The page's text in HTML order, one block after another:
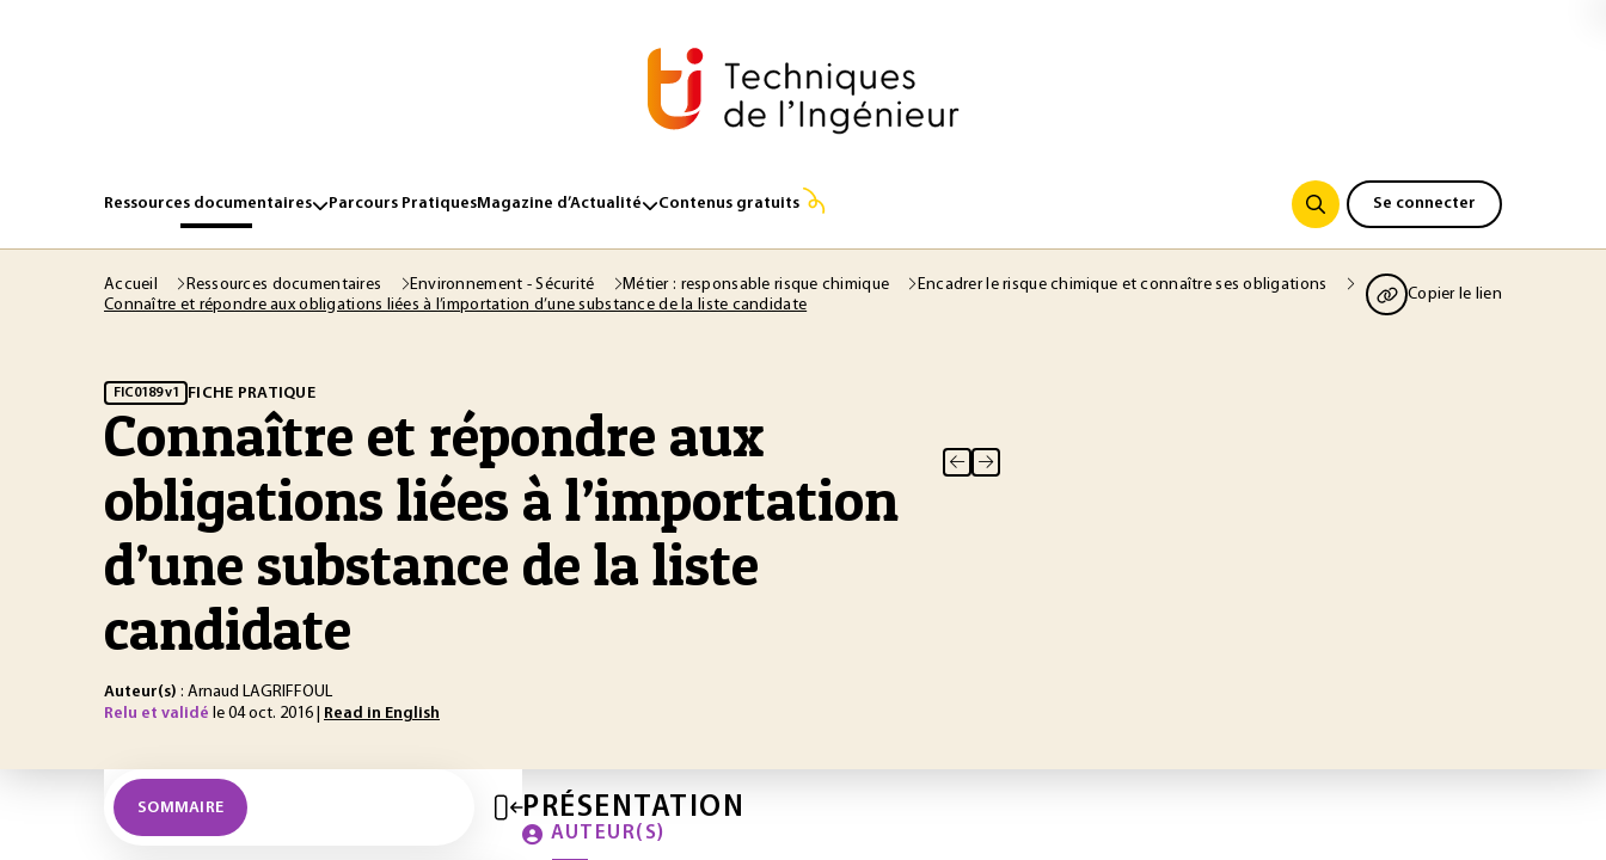
Ressources documentaires Parcours PratiquesMagazine d’Actualité Contenus gratuits Se connecter
Accueil Ressources documentaires Environnement - Sécurité Métier : responsable risque chimique
Encadrer le risque chimique et connaître ses obligations
Connaître et répondre aux obligations liées à l’importation d’une substance de la liste candidate
Copier le lien
FIC0189 v1 FICHE PRATIQUE
Connaître et répondre aux
obligations liées à l’importation
d’une substance de la liste
candidate
Auteur(s) : Arnaud LAGRIFFOUL
Relu et validé le 04 oct. 2016 | Read in English
SOMMAIRE PRÉSENTATION
AUTEUR(S)